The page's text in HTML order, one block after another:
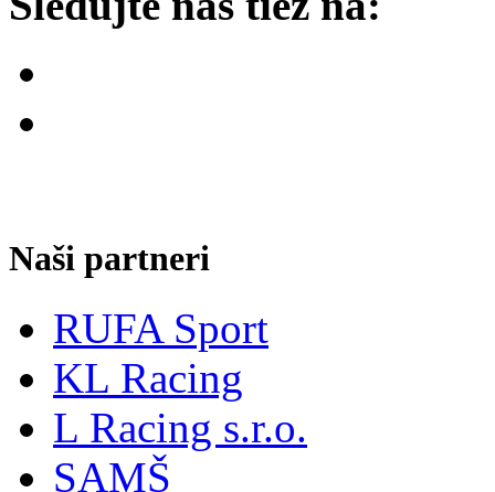
Naši partneri
RUFA Sport
KL Racing
L Racing s.r.o.
SAMŠ